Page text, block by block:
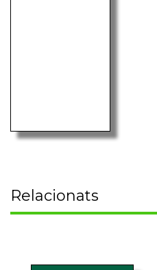
Relacionats